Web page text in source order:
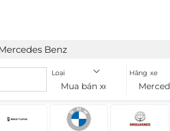
Benz
Loại
Mua bán xe
Hãng xe